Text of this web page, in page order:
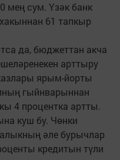
мең сум. Үзәк банк
61 тапкыр
да, бюджеттан акча
арттыру
ярым-йорты
гыйнварыннан
4 процентка артты.
куш бу. Чөнки
әле бурычлар
кредитын түли